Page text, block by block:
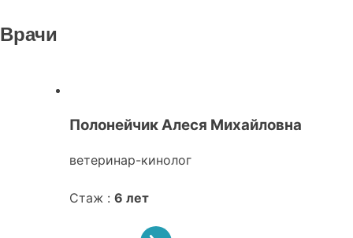
Врачи
Полонейчик Алеся Михайловна
ветеринар-кинолог
Стаж : 6 лет